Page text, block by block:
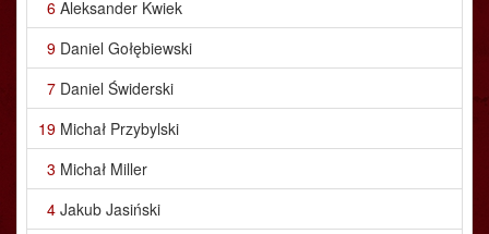
6 Aleksander Kwiek
9 Daniel Gołębiewski
7 Daniel Świderski
19 Michał Przybylski
3 Michał Miller
4 Jakub Jasiński